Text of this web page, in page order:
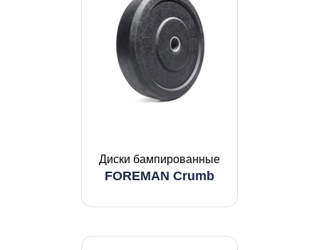
Диски бампированные
FOREMAN Crumb